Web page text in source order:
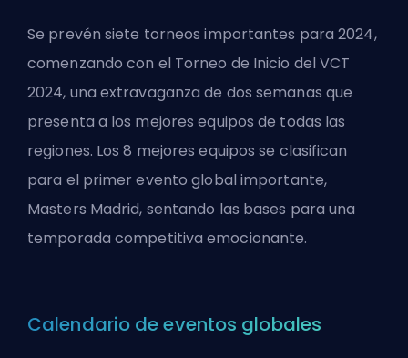
Se prevén siete torneos importantes para 2024,
comenzando con el Torneo de Inicio del VCT
2024, una extravaganza de dos semanas que
presenta a los mejores equipos de todas las
regiones. Los 8 mejores equipos se clasifican
para el primer evento global importante,
Masters Madrid, sentando las bases para una
temporada competitiva emocionante.
Calendario de eventos globales